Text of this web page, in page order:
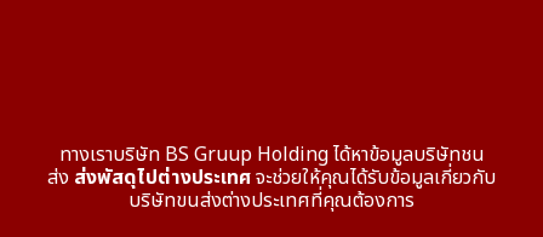
ทางเราบริษัท BS Gruup Holding ได้หาข้อมูลบริษัทชน
ส่ง ส่งพัสดุไปต่างประเทศจะช่วยให้คุณได้รับข้อมูลเกี่ยวกับ
บริษัทขนส่งต่างประเทศที่คุณต้องการ